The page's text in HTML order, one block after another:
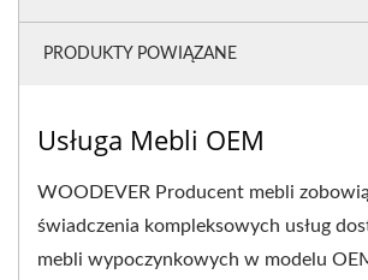
PRODUKTY POWIĄZANE
Usługa Mebli OEM
WOODEVER Producent mebli
świadczenia kompleksowych usług
mebli wypoczynkowych w modelu